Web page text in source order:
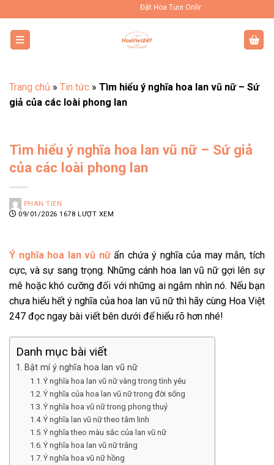
qua
dung
Đặt Hoa Tươi Online Uy Tín Toàn Quốc
Trang chủ » Tin tức » Tìm hiểu ý nghĩa hoa lan vũ nữ – Sứ
giả của các loài phong lan
Tìm hiểu ý nghĩa hoa lan vũ nữ – Sứ giả
của các loài phong lan
PHAN TIEN
09/01/20261678 LƯỢT XEM
Ý nghĩa hoa lan vũ nữẩn chứa ý nghĩa của may mắn, tích
cực, và sự sang trọng. Những cánh hoa lan vũ nữ gợi lên sự
mê hoặc khó cưỡng đối với những ai ngắm nhìn nó. Nếu bạn
chưa hiểu hết ý nghĩa của hoa lan vũ nữ thì hãy cùng Hoa Việt
247 đọc ngay bài viết bên dưới để hiểu rõ hơn nhé!
Danh mục bài viết
Bật mí ý nghĩa hoa lan vũ nữ
Ý nghĩa hoa lan vũ nữ vàng trong tình yêu
Ý nghĩa của hoa lan vũ nữ trong đời sống
Ý nghĩa hoa vũ nữ trong phong thuỷ
Ý nghĩa lan vũ nữ theo tâm linh
Ý nghĩa theo màu sắc của lan vũ nữ
Ý nghĩa hoa lan vũ nữ trắng
Ý nghĩa hoa vũ nữ hồng